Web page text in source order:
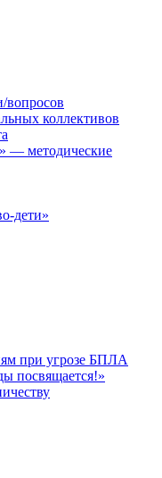
вопросов
коллективов
— методические
дети»
при угрозе БПЛА
посвящается!»